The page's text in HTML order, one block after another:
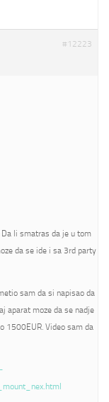
#12223
Da li smatras da je u tom
da se ide i sa 3rd party
sam da si napisao da
aparat moze da se nadje
1500EUR. Video sam da